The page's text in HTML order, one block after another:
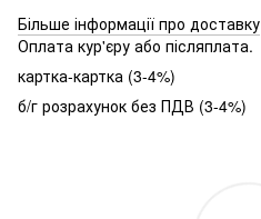
Більше інформації про доставку
Оплата кур'єру або післяплата.
картка-картка (3-4%)
б/г розрахунок без ПДВ (3-4%)